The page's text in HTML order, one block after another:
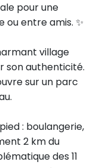
pour une
entre amis. ✨
village
son authenticité.
sur un parc
: boulangerie,
2 km du
des 11